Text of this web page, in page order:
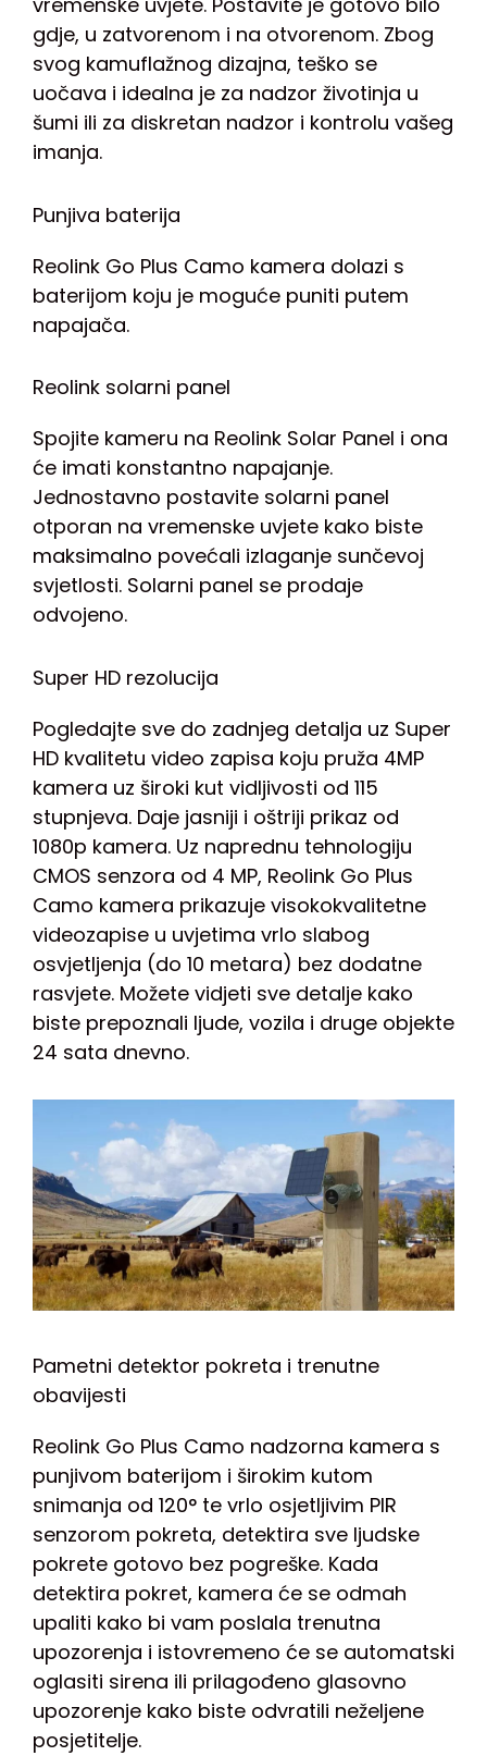
gdje, u zatvorenom i na otvorenom. Zbog
svog kamuflažnog dizajna, teško se
uočava i idealna je za nadzor životinja u
šumi ili za diskretan nadzor i kontrolu vašeg
imanja.
Punjiva baterija
Reolink Go Plus Camo kamera dolazi s
baterijom koju je moguće puniti putem
napajača.
Reolink solarni panel
Spojite kameru na Reolink Solar Panel i ona
će imati konstantno napajanje.
Jednostavno postavite solarni panel
otporan na vremenske uvjete kako biste
maksimalno povećali izlaganje sunčevoj
svjetlosti. Solarni panel se prodaje
odvojeno.
Super HD rezolucija
Pogledajte sve do zadnjeg detalja uz Super
HD kvalitetu video zapisa koju pruža 4MP
kamera uz široki kut vidljivosti od 115
stupnjeva. Daje jasniji i oštriji prikaz od
1080p kamera. Uz naprednu tehnologiju
CMOS senzora od 4 MP, Reolink Go Plus
Camo kamera prikazuje visokokvalitetne
videozapise u uvjetima vrlo slabog
osvjetljenja (do 10 metara) bez dodatne
rasvjete. Možete vidjeti sve detalje kako
biste prepoznali ljude, vozila i druge objekte
24 sata dnevno.
Pametni detektor pokreta i trenutne
obavijesti
Reolink Go Plus Camo nadzorna kamera s
punjivom baterijom i širokim kutom
snimanja od 120° te vrlo osjetljivim PIR
senzorom pokreta, detektira sve ljudske
pokrete gotovo bez pogreške. Kada
detektira pokret, kamera će se odmah
upaliti kako bi vam poslala trenutna
upozorenja i istovremeno će se automatski
oglasiti sirena ili prilagođeno glasovno
upozorenje kako biste odvratili neželjene
posjetitelje.